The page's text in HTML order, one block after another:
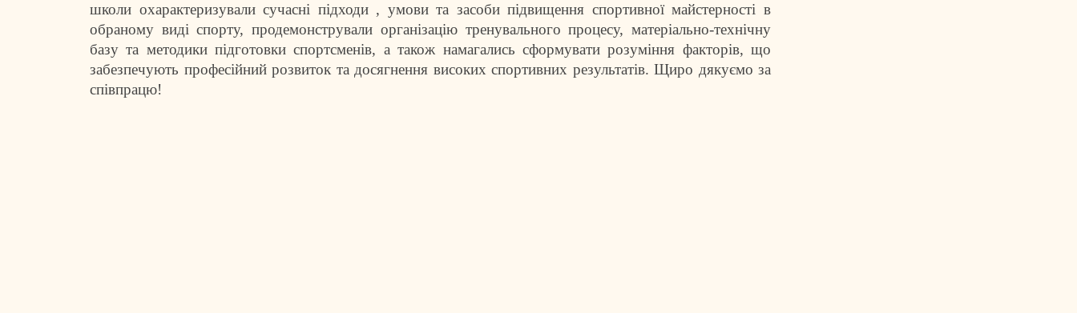
школи охарактеризували сучасні підходи , умови та засоби підвищення спортивної майстерності в
обраному виді спорту, продемонстрували організацію тренувального процесу, матеріально-технічну
базу та методики підготовки спортсменів, а також намагались сформувати розуміння факторів, що
забезпечують професійний розвиток та досягнення високих спортивних результатів. Щиро дякуємо за
співпрацю!